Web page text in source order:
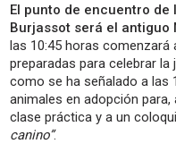
El punto de encuentro
Burjassot será el antiguo
las 10:45 horas comenzará
preparadas para celebrar la
como se ha señalado a las
animales en adopción
clase práctica y a un
canino”.